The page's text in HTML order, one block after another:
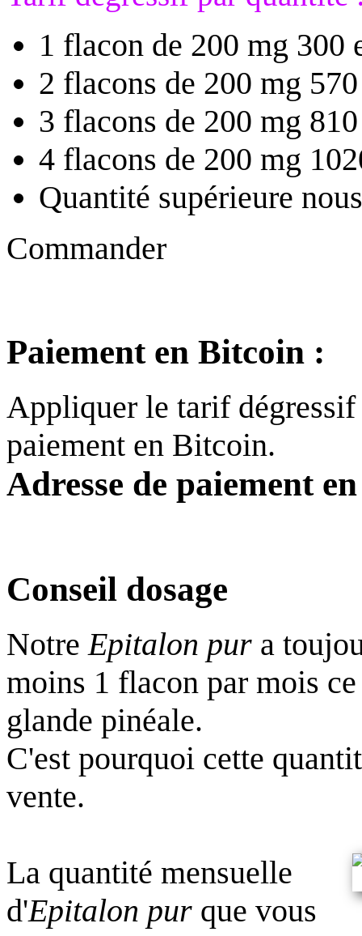
1 flacon de 200 mg 300
2 flacons de 200 mg
3 flacons de 200 mg
4 flacons de 200 mg
Quantité supérieure
Commander
Paiement en Bitcoin :
Appliquer le tarif
paiement en Bitcoin.
Adresse de paiement
Conseil dosage
NotreEpitalon pur a
moins 1 flacon par mois
glande pinéale.
C'est pourquoi cette
vente.
La quantité mensuelle
d'Epitalon pur que vous